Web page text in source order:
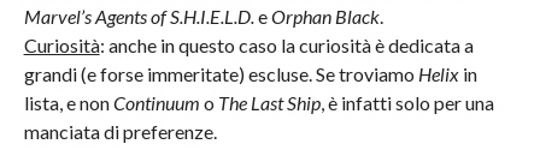
Marvel’s Agents of S.H.I.E.L.D.eOrphan Black.
Curiosità: anche in questo caso la curiosità è dedicata a
grandi (e forse immeritate) escluse. Se troviamo Helixin
lista, e nonContinuum o The Last Ship, è infatti solo per una
manciata di preferenze.